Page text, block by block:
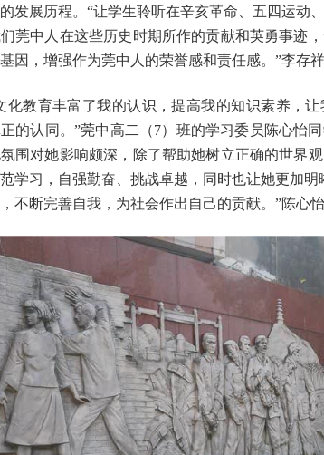
发展历程。“让学生聆听在辛亥革命、五四运动
莞中人在这些历史时期所作的贡献和英勇事迹
因，增强作为莞中人的荣誉感和责任感。”李存祥
化教育丰富了我的认识，提高我的知识素养，
的认同。”莞中高二（7）班的学习委员陈心怡
围对她影响颇深，除了帮助她树立正确的世界
学习，自强勤奋、挑战卓越，同时也让她更加明
不断完善自我，为社会作出自己的贡献。”陈心怡